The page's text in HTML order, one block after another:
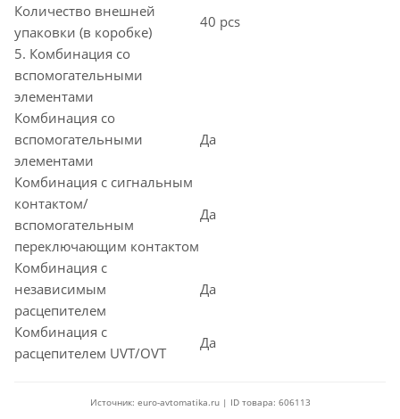
Количество внешней
упаковки (в коробке)
40 pcs
5. Комбинация со
вспомогательными
элементами
Комбинация со
вспомогательными
элементами
Да
Комбинация с сигнальным
контактом/
вспомогательным
переключающим контактом
Да
Комбинация с
независимым
расцепителем
Да
Комбинация с
расцепителем UVT/OVT
Да
Источник: euro-avtomatika.ru | ID товара: 606113